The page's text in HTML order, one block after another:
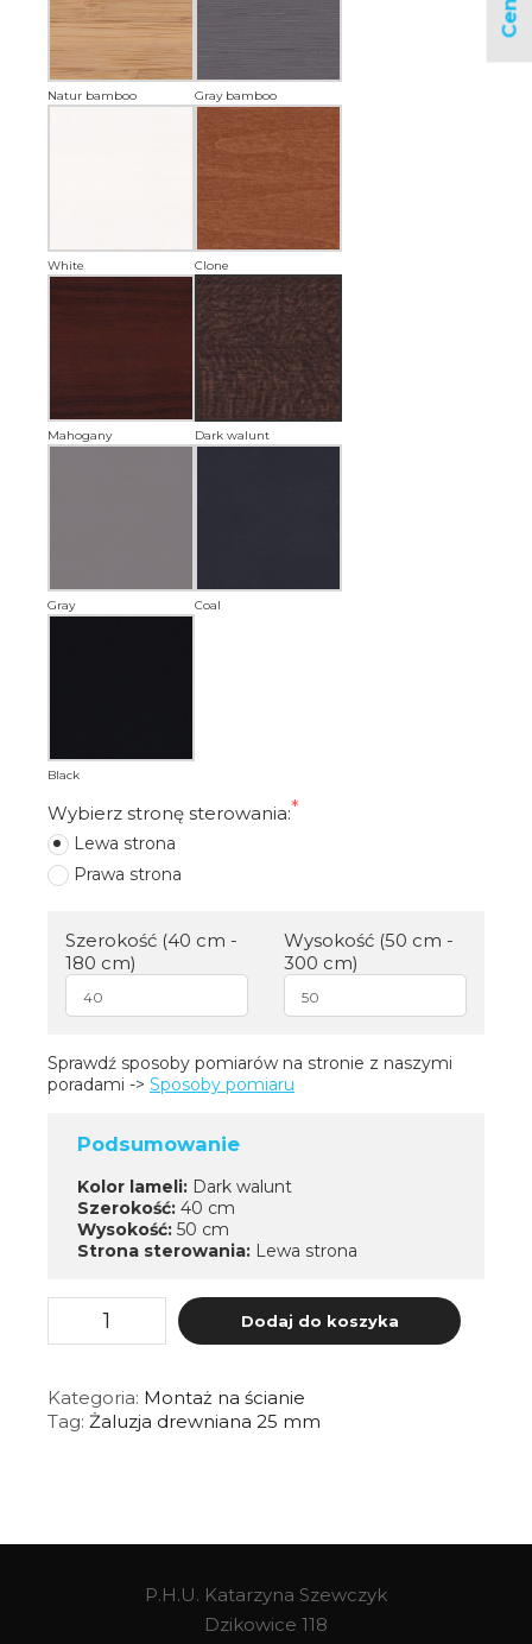
Natur bamboo Gray bamboo
White⠀ Clone
Mahogany Dark walunt
Gray⠀ Coal
Black⠀
Wybierz stronę sterowania:
Lewa strona
Prawa strona
Szerokość (40 cm -
180 cm)
Wysokość (50 cm -
300 cm)
Sprawdź sposoby pomiarów na stronie z naszymi
poradami -> Sposoby pomiaru
Podsumowanie
Kolor lameli: Dark walunt
Szerokość: 40 cm
Wysokość: 50 cm
Strona sterowania: Lewa strona
ŻALUZJA
DREWNIANA
MM
–
Dodaj do koszyka
Kategoria: Montaż na ścianie
Tag: Żaluzja drewniana 25 mm
P.H.U. Katarzyna Szewczyk
Dzikowice 118